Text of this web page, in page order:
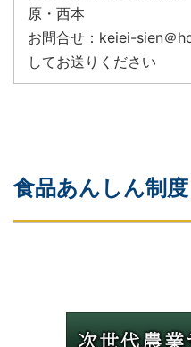
原・西本
お問合せ：keiei-sien＠
してお送りください
食品あんしん制